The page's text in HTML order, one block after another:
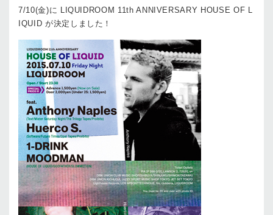
7/10(金)に LIQUIDROOM 11th ANNIVERSARY HOUSE OF L
IQUID が決定しました！